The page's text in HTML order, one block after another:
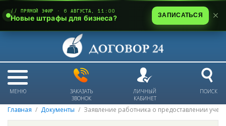
МЕНЮ
ЗАКАЗАТЬ
ЗВОНОК
ЛИЧНЫЙ
КАБИНЕТ
ПОИСК
Главная Документы Заявление работника о предоставлении
// ПРЯМОЙ ЭФИР · 6 АВГУСТА, 11:00
Новые штрафы для бизнеса? ЗАПИСАТЬСЯ